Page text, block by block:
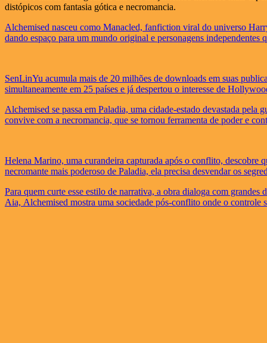
distópicos com fantasia gótica e necromancia.
​Alchemised nasceu como Manacled, fanfiction viral do universo
dando espaço para um mundo original e personagens independentes
SenLinYu acumula mais de 20 milhões de downloads em suas
simultaneamente em 25 países e já despertou o interesse de
​Alchemised se passa em Paladia, uma cidade-estado devastada pela
convive com a necromancia, que se tornou ferramenta de poder e
Helena Marino, uma curandeira capturada após o conflito, descobre
necromante mais poderoso de Paladia, ela precisa desvendar os
​Para quem curte esse estilo de narrativa, a obra dialoga com
Aia, Alchemised mostra uma sociedade pós-conflito onde o controle